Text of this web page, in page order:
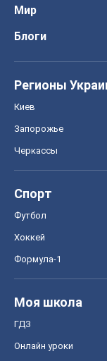
Мир
Блоги
Регионы
Киев
Запорожье
Черкассы
Спорт
Футбол
Хоккей
Формула-1
Моя школа
ГДЗ
Онлайн уроки